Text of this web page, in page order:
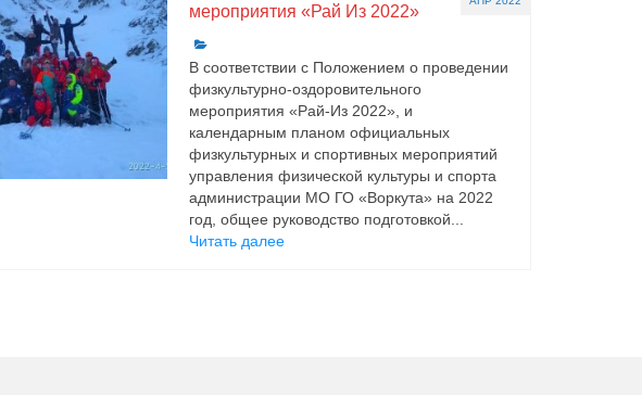
мероприятия «Рай Из 2022»
В соответствии с Положением о проведении
физкультурно-оздоровительного
мероприятия «Рай-Из 2022», и
календарным планом официальных
физкультурных и спортивных мероприятий
управления физической культуры и спорта
администрации МО ГО «Воркута» на 2022
год, общее руководство подготовкой...
Читать далее